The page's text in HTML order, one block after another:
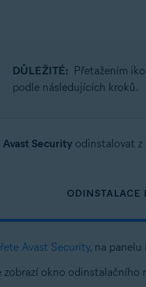
systémy:
macOS 10.15.x (Catalina)
Mac OS X 10.11.x (El Capitan)
DŮLEŽITÉ: Přetažením
podle následujících kroků.
Avast Securityodinstalovat z
ODINSTALACE
Avast Security, na
zobrazí okno odinstalačního